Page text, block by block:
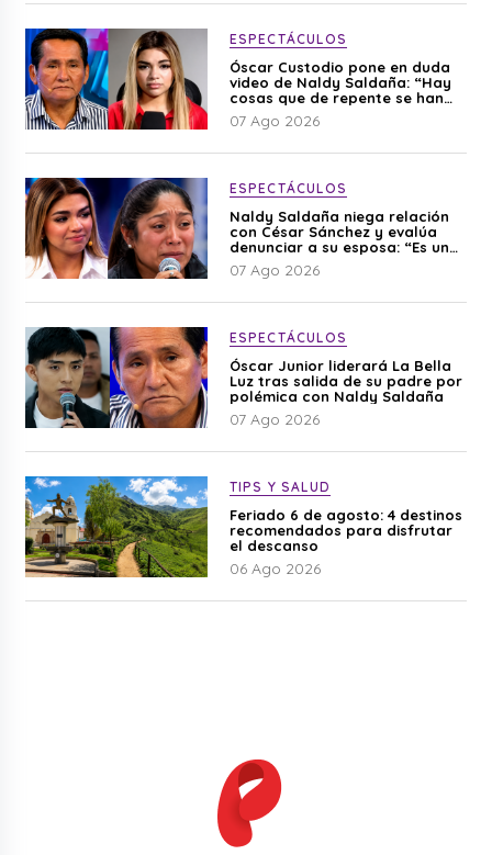
ESPECTÁCULOS
Óscar Custodio pone en duda
video de Naldy Saldaña: “Hay
cosas que de repente se han
editado”
07 Ago 2026
ESPECTÁCULOS
Naldy Saldaña niega relación
con César Sánchez y evalúa
denunciar a su esposa: “Es una
difamación”
07 Ago 2026
ESPECTÁCULOS
Óscar Junior liderará La Bella
Luz tras salida de su padre por
polémica con Naldy Saldaña
07 Ago 2026
TIPS Y SALUD
Feriado 6 de agosto: 4 destinos
recomendados para disfrutar
el descanso
06 Ago 2026